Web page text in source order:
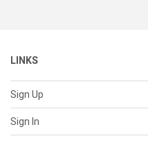
LINKS
Sign Up
Sign In